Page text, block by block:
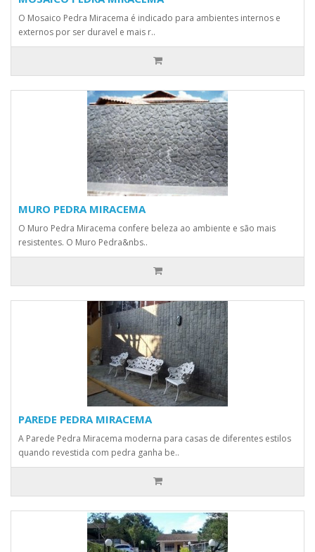
O Mosaico Pedra Miracema é indicado para ambientes internos e
externos por ser duravel e mais r..
MURO PEDRA MIRACEMA
O Muro Pedra Miracema confere beleza ao ambiente e são mais
resistentes. O Muro Pedra&nbs..
PAREDE PEDRA MIRACEMA
A Parede Pedra Miracema moderna para casas de diferentes estilos
quando revestida com pedra ganha be..